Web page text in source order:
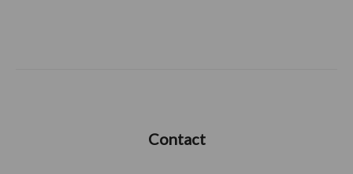
Contact